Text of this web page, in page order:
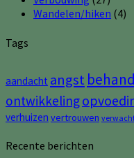
Wandelen/hiken (4)
Tags
aandacht angst
ontwikkeling
verhuizen vertrouwen
Recente berichten